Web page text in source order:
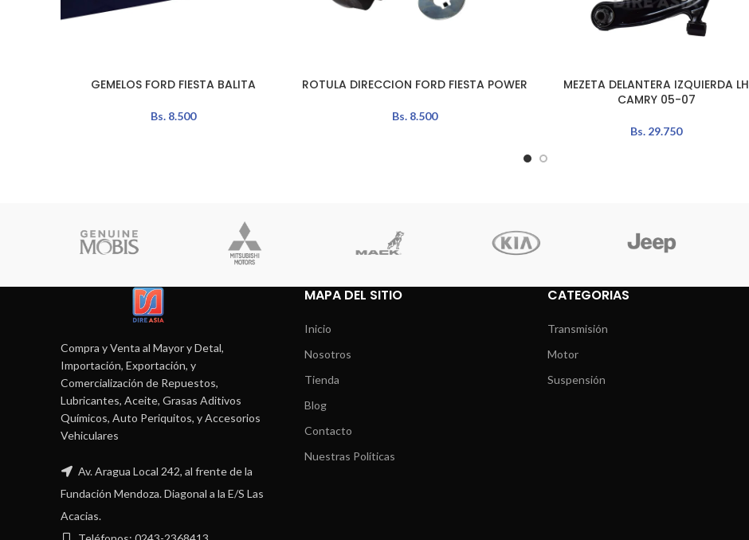
AÑADIR AL CARRITO
GEMELOS FORD FIESTA BALITA
Bs. 8.500
AÑADIR AL CARRITO
ROTULA DIRECCION FORD FIESTA POWER
Bs. 8.500
AÑADIR AL CARRITO
MEZETA DELANTERA IZQUIERDA LH
CAMRY 05-07
Bs. 29.750
Compra y Venta al Mayor y Detal,
Importación, Exportación, y
Comercialización de Repuestos,
Lubricantes, Aceite, Grasas Aditivos
Químicos, Auto Periquitos, y Accesorios
Vehiculares
Av. Aragua Local 242, al frente de la
Fundación Mendoza. Diagonal a la E/S Las
Acacias.
MAPA DEL SITIO
Inicio
Nosotros
Tienda
Blog
Contacto
Nuestras Políticas
CATEGORIAS
Transmisión
Motor
Suspensión